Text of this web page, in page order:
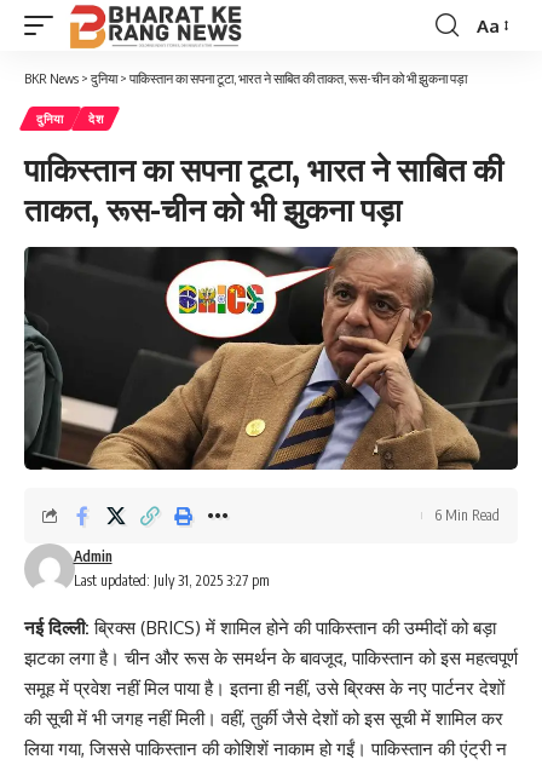
Font
Aa
BKR News > दुनिया> पाकिस्तान का सपना टूटा, भारत ने साबित की ताकत, रूस-चीन को भी झुकना पड़ा
दुनिया देश
पाकिस्तान का सपना टूटा, भारत ने साबित की
ताकत, रूस-चीन को भी झुकना पड़ा
Last updated: July 31, 2025 3:27 pm
Admin
6 Min Read
नई दिल्ली: ब्रिक्स (BRICS) में शामिल होने की पाकिस्तान की उम्मीदों को बड़ा
झटका लगा है। चीन और रूस के समर्थन के बावजूद, पाकिस्तान को इस महत्वपूर्ण
समूह में प्रवेश नहीं मिल पाया है। इतना ही नहीं, उसे ब्रिक्स के नए पार्टनर देशों
की सूची में भी जगह नहीं मिली। वहीं, तुर्की जैसे देशों को इस सूची में शामिल कर
लिया गया, जिससे पाकिस्तान की कोशिशें नाकाम हो गईं। पाकिस्तान की एंट्री न